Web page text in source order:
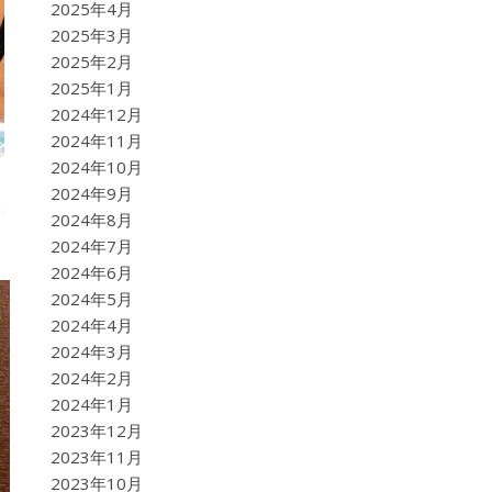
2025年4月
2025年3月
2025年2月
2025年1月
2024年12月
2024年11月
2024年10月
2024年9月
2024年8月
2024年7月
2024年6月
2024年5月
2024年4月
2024年3月
2024年2月
2024年1月
2023年12月
2023年11月
2023年10月